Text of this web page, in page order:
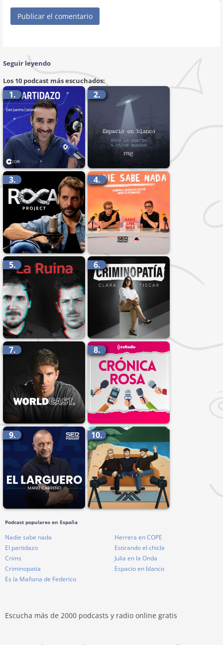
Seguir leyendo
Los 10 podcast más escuchados:
1. 2.
3. 4.
5. 6.
7. 8.
9. 10.
Podcast populares en España
Nadie sabe nada
El partidazo
Crims
Criminopatia
Es la Mañana de Federico
Herrera en COPE
Estirando el chicle
Julia en la Onda
Espacio en blanco
Escucha más de 2000 podcasts y radio online gratis